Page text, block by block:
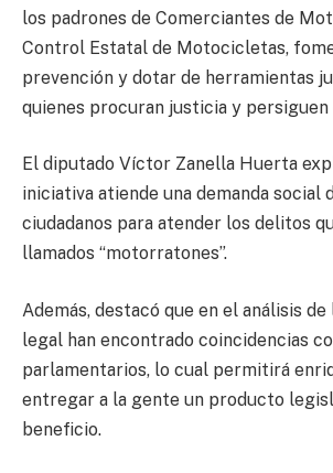
los padrones de Comerciantes de
Control Estatal de Motocicletas,
prevención y dotar de herramientas
quienes procuran justicia y
El diputado Víctor Zanella Huerta
iniciativa atiende una demanda social
ciudadanos para atender los delitos
llamados “motorratones”.
Además, destacó que en el análisis
legal han encontrado coincidencias
parlamentarios, lo cual permitirá
entregar a la gente un producto
beneficio.